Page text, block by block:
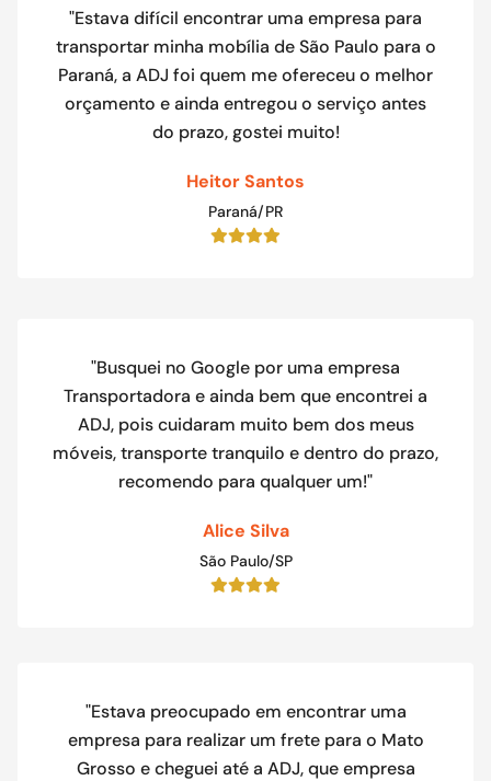
"Estava difícil encontrar uma empresa para
transportar minha mobília de São Paulo para o
Paraná, a ADJ foi quem me ofereceu o melhor
orçamento e ainda entregou o serviço antes
do prazo, gostei muito!
Heitor Santos
Paraná/PR
"Busquei no Google por uma empresa
Transportadora e ainda bem que encontrei a
ADJ, pois cuidaram muito bem dos meus
móveis, transporte tranquilo e dentro do prazo,
recomendo para qualquer um!"
Alice Silva
São Paulo/SP
"Estava preocupado em encontrar uma
empresa para realizar um frete para o Mato
Grosso e cheguei até a ADJ, que empresa